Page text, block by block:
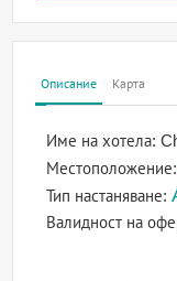
Описание Карта
Име на хотела:
Местоположение:
Тип настаняване:
Валидност на